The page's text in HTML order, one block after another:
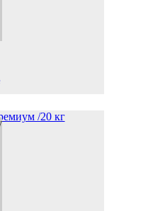
/20 кг